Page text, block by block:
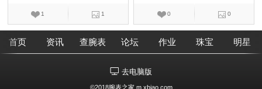
1 1 0 0
首页 资讯 查腕表 论坛 作业 珠宝 明星
去电脑版
©2018腕表之家 m.xbiao.com